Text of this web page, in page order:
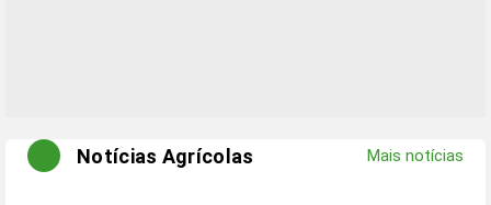
Notícias Agrícolas Mais notícias